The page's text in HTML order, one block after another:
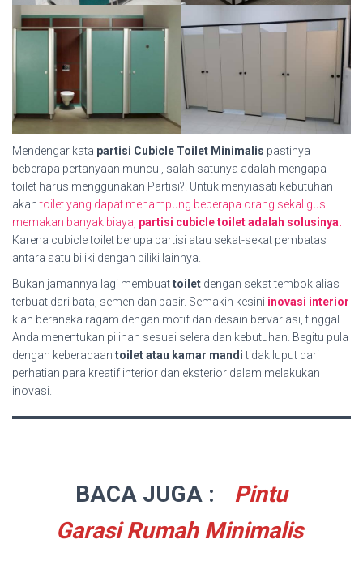
Mendengar kata partisi Cubicle Toilet Minimalis pastinya
beberapa pertanyaan muncul, salah satunya adalah mengapa
toilet harus menggunakan Partisi?. Untuk menyiasati kebutuhan
akantoilet yang dapat menampung beberapa orang sekaligus
memakan banyak biaya, partisi cubicle toilet adalah solusinya.
Karena cubicle toilet berupa partisi atau sekat-sekat pembatas
antara satu biliki dengan biliki lainnya.
Bukan jamannya lagi membuattoilet dengan sekat tembok alias
terbuat dari bata, semen dan pasir. Semakin kesini inovasi interior
kian beraneka ragam dengan motif dan desain bervariasi, tinggal
Anda menentukan pilihan sesuai selera dan kebutuhan. Begitu pula
dengan keberadaan toilet atau kamar manditidak luput dari
perhatian para kreatif interior dan eksterior dalam melakukan
inovasi.
BACA JUGA :
Pintu
Garasi Rumah Minimalis